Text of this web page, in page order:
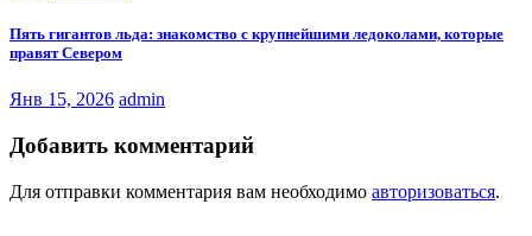
Пять гигантов льда: знакомство с крупнейшими ледоколами, которые
правят Севером
Янв 15, 2026 admin
Добавить комментарий
Для отправки комментария вам необходимо авторизоваться.